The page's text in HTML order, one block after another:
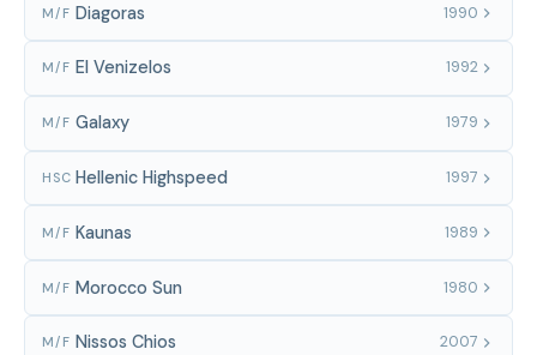
M/F Diagoras 1990
M/F El Venizelos 1992
M/F Galaxy 1979
HSC Hellenic Highspeed 1997
M/F Kaunas 1989
M/F Morocco Sun 1980
M/F Nissos Chios 2007